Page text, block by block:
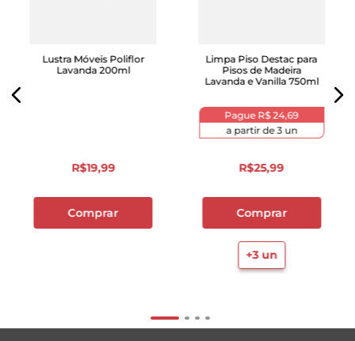
Lustra Móveis Poliflor
Lavanda 200ml
R$19,99
Comprar
Limpa Piso Destac para
Pisos de Madeira
Lavanda e Vanilla 750ml
Pague R$ 24,69
a partir de3un
R$25,99
Comprar
+3un